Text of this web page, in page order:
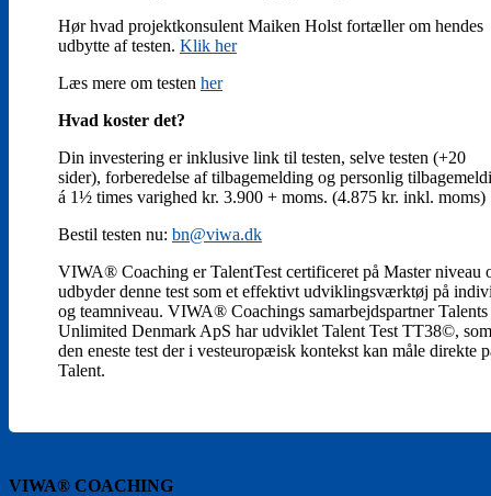
Hør hvad projektkonsulent Maiken Holst fortæller om hendes
udbytte af testen. Klik her
Læs mere om testen her
Hvad koster det?
Din investering er inklusive link til testen, selve testen (+20
sider), forberedelse af tilbagemelding og personlig
á 1½ times varighed kr. 3.900 + moms. (4.875 kr. inkl. moms)
Bestil testen nu: bn@viwa.dk
VIWA® Coaching er TalentTest certificeret på Master niveau
udbyder denne test som et effektivt udviklingsværktøj på
og teamniveau. VIWA® Coachings samarbejdspartner Talents
Unlimited Denmark ApS har udviklet Talent Test TT38©,
den eneste test der i vesteuropæisk kontekst kan måle direkte
Talent.
VIWA® COACHING